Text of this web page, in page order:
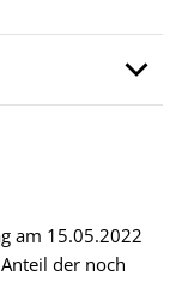
am 15.05.2022
der noch